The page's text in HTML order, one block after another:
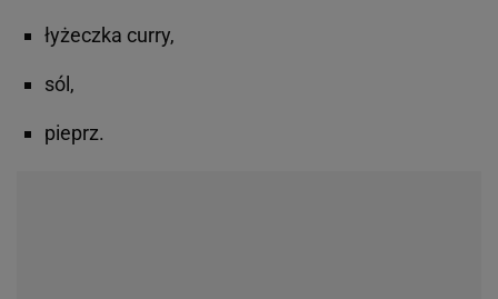
łyżeczka curry,
sól,
pieprz.